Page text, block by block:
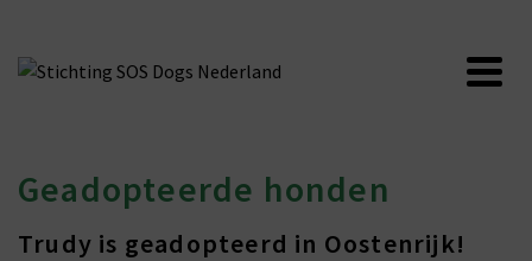
Geadopteerde honden
Trudy is geadopteerd in Oostenrijk!